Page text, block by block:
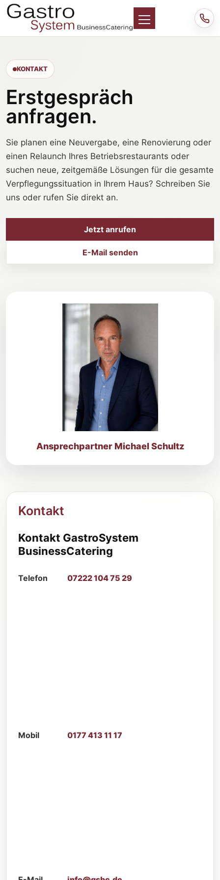
KONTAKT
Erstgespräch
anfragen.
Sie planen eine Neuvergabe, eine Renovierung oder
einen Relaunch Ihres Betriebsrestaurants oder
suchen neue, zeitgemäße Lösungen für die gesamte
Verpflegungssituation in Ihrem Haus? Schreiben Sie
uns oder rufen Sie direkt an.
Jetzt anrufen
E-Mail senden
Ansprechpartner Michael Schultz
Kontakt
Kontakt GastroSystem
BusinessCatering
Telefon 07222 104 75 29
Mobil 0177 413 11 17